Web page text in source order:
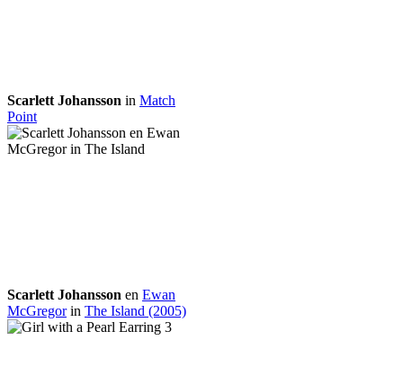
Scarlett Johansson in Match
Point
Scarlett Johansson en Ewan
McGregorin The Island (2005)